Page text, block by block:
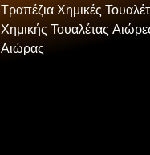
Τραπέζια Χημικές
Χημικής Τουαλέτας
Αιώρας